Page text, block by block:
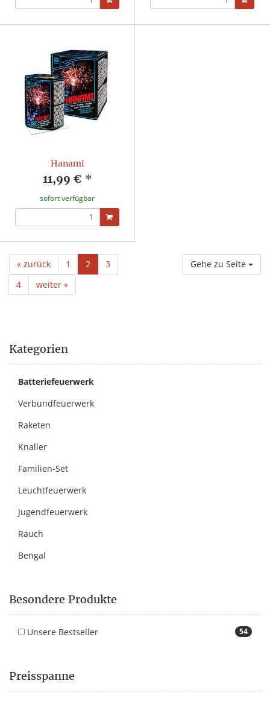
Hanami
11,99 € *
sofort verfügbar
« zurück 1 2
3
4
weiter »
Gehe zu Seite
Kategorien
Batteriefeuerwerk
Verbundfeuerwerk
Raketen
Knaller
Familien-Set
Leuchtfeuerwerk
Jugendfeuerwerk
Rauch
Bengal
Besondere Produkte
54
Unsere Bestseller
Preisspanne